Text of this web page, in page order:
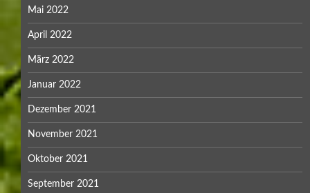
Mai 2022
April 2022
März 2022
Januar 2022
Dezember 2021
November 2021
Oktober 2021
September 2021